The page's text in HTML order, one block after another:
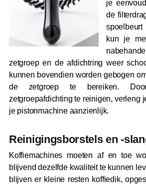
je
de
kun je
zetgroep en de afdichtring weer
kunnen bovendien worden gebogen
de zetgroep te bereiken.
zetgroepafdichting te reinigen, verleng
je pistonmachine aanzienlijk.
Reinigingsborstels en -
Koffiemachines moeten af en toe
blijvend dezelfde kwaliteit te kunnen
blijven er kleine resten koffiedik,